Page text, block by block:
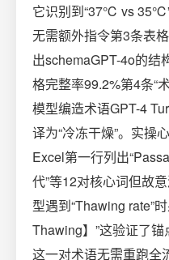
它识别到“37℃ vs
无需额外指令第3条表
出schemaGPT-4o的结
格完整率99.2%第4条“
模型编造术语GPT-4
译为“冷冻干燥”。实操
Excel第一行列出
代”等12对核心词但故
型遇到“Thawing rate”
Thawing】”这验证了
这一对术语无需重跑全